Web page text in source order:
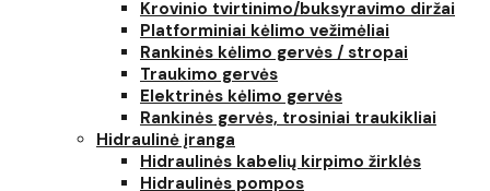
Krovinio tvirtinimo/buksyravimo diržai
Platforminiai kėlimo vežimėliai
Rankinės kėlimo gervės / stropai
Traukimo gervės
Elektrinės kėlimo gervės
Rankinės gervės, trosiniai traukikliai
Hidraulinė įranga
Hidraulinės kabelių kirpimo žirklės
Hidraulinės pompos